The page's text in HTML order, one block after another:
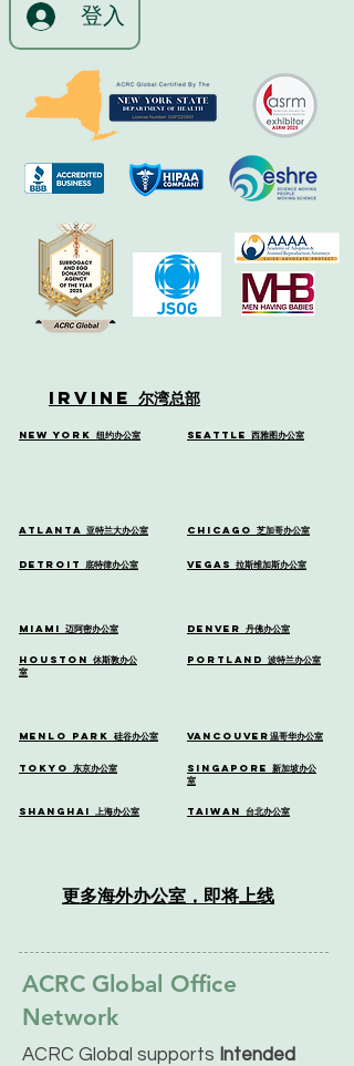
登入
Irvine 尔湾总部
New York 纽约办公室 Seattle 西雅图办公室
Atlanta 亚特兰大办公室
Detroit 底特律办公室
Miami 迈阿密办公室
Houston 休斯敦办公
室
Menlo Park 硅谷办公室
Tokyo 东京办公室
Shanghai 上海办公室
Chicago 芝加哥办公室
Vegas 拉斯维加斯办公室
Denver 丹佛办公室
Portland 波特兰办公室
Vancouver温哥华办公室
Singapore 新加坡办公
室
Taiwan 台北办公室
更多海外办公室，即将上线
ACRC Global Office
Network
ACRC Global supports Intended